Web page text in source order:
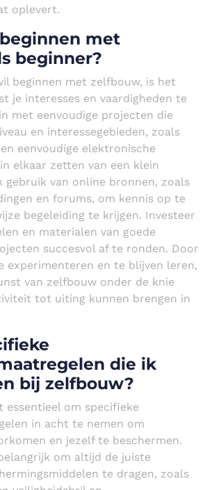
oplevert.
met
beginner?
beginnen met zelfbouw, is het
je interesses en vaardigheden te
met eenvoudige projecten die
en interessegebieden, zoals
eenvoudige elektronische
elkaar zetten van een klein
gebruik van online bronnen, zoals
en forums, om kennis op te
begeleiding te krijgen. Investeer
en materialen van goede
succesvol af te ronden. Door
experimenteren en te blijven leren,
van zelfbouw onder de knie
tot uiting kunnen brengen in
die ik
bij zelfbouw?
essentieel om specifieke
in acht te nemen om
en jezelf te beschermen.
om altijd de juiste
te dragen, zoals